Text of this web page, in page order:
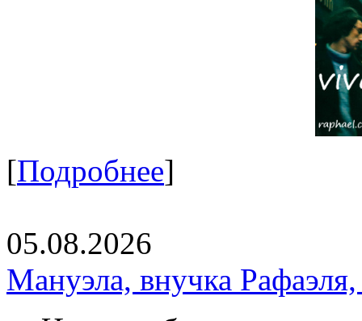
[Подробнее]
05.08.2026
Мануэла, внучка